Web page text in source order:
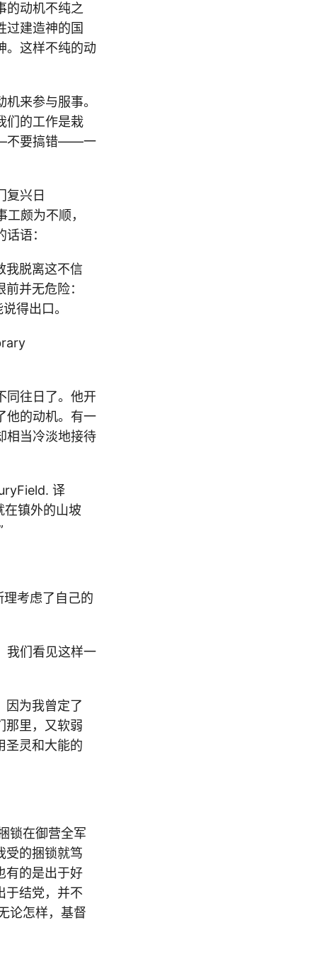
的动机不纯之
过建造神的国
。这样不纯的动
来参与服事。
们的工作是栽
不要搞错——一
复兴日
颇为不顺，
语：
我脱离这不信
并无危险：
得出口。
同往日了。他开
他的动机。有一
相当冷淡地接待
译
在镇外的山坡
考虑了自己的
我们看见这样一
因为我曾定了
那里，又软弱
圣灵和大能的
锁在御营全军
受的捆锁就笃
有的是出于好
于结党，并不
论怎样，基督